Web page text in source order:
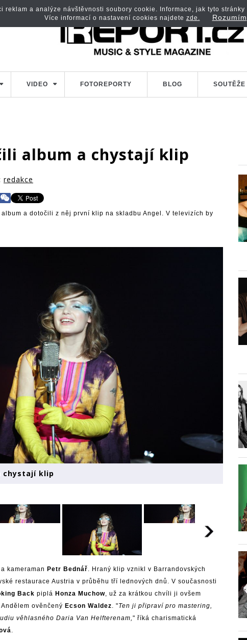
VIDEO FOTOREPORTY BLOG SOUTĚŽE
album a chystají klip
redakce
a dotočili z něj první klip na skladbu Angel. V televizích by
chystají klip
a kameraman Petr Bednář. Hraný klip vznikl v Barrandovských
restaurace Austria v průběhu tří lednových dnů. V současnosti
Back piplá Honza Muchow, už za krátkou chvíli ji ovšem
ověnčený Ecson Waldez. "Ten ji připraví pro mastering,
věhlasného Daria Van Helfterenam," říká charismatická
.
a analýze návštěvnosti soubory cookie. Informace, jak tyto
Více informací o nastavení cookies najdete zde. Rozumím